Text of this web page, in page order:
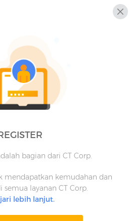
bagian dari CT Corp.
mendapatkan kemudahan dan
semua layanan CT Corp.
lebih lanjut.